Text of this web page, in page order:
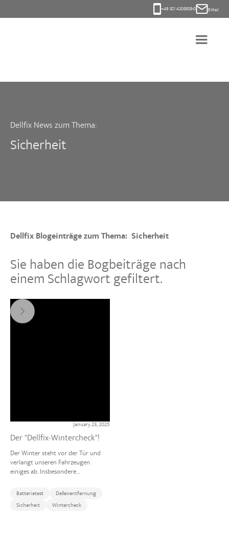
+49 821 4208508-0 E-Mail
Dellfix News zum Thema:
Sicherheit
Dellfix Blogeinträge zum Thema:Sicherheit
Sie haben die Bogbeiträge nach
einem Schlagwort gefiltert.
January 23, 2025
Der "Dellfix-Wintercheck"!
Der Winter steht vor der Tür und
verlangt unseren Fahrzeugen
einiges ab. Insbesondere…
Batterietest
Dellenentfernung
Sicherheit
Wintercheck